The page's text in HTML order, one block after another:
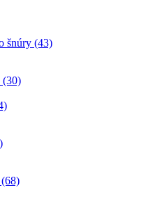
šnúry (43)
(30)